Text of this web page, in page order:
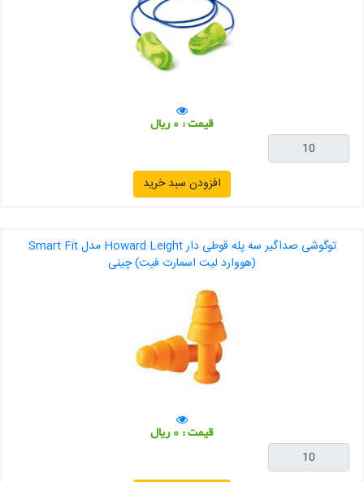
قیمت : 0 ریال
افزودن سبد خرید
توگوشی صداگیر سه پله قوطی دار Howard Leight مدل Smart Fit
(هووارد لیت اسمارت فیت) چینی
قیمت : 0 ریال